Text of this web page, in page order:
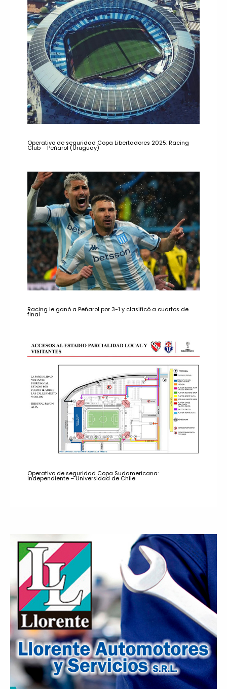
Operativo de seguridad Copa Libertadores 2025: Racing
Club – Peñarol (Uruguay)
Racing le ganó a Peñarol por 3-1 y clasificó a cuartos de
final
Operativo de seguridad Copa Sudamericana:
Independiente – Universidad de Chile